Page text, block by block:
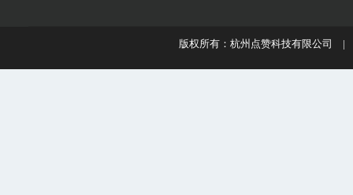
版权所有：杭州点赞科技有限公司